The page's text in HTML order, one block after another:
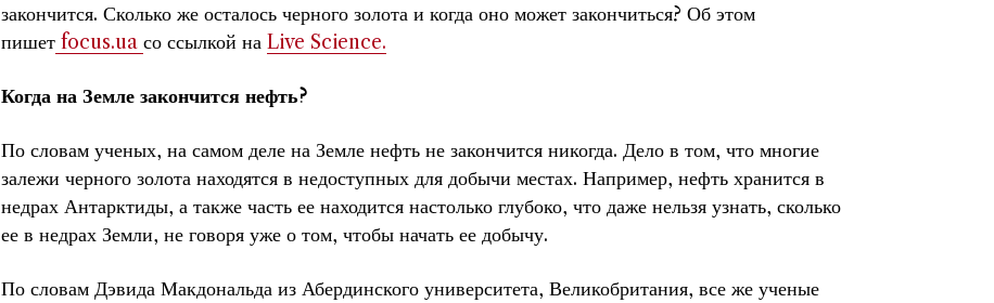
закончится. Сколько же осталось черного золота и когда оно может закончиться? Об этом
пишет focus.ua со ссылкой на Live Science.
Когда на Земле закончится нефть?
По словам ученых, на самом деле на Земле нефть не закончится никогда. Дело в том, что многие
залежи черного золота находятся в недоступных для добычи местах. Например, нефть хранится в
недрах Антарктиды, а также часть ее находится настолько глубоко, что даже нельзя узнать, сколько
ее в недрах Земли, не говоря уже о том, чтобы начать ее добычу.
По словам Дэвида Макдональда из Абердинского университета, Великобритания, все же ученые